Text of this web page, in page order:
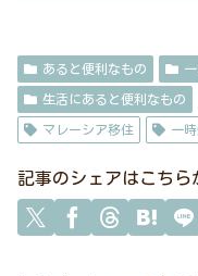
あると便利なもの
生活にあると便利なもの
マレーシア移住 一
記事のシェアはこち